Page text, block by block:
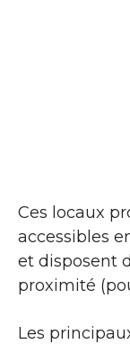
Ces locaux
accessibles
et disposent
proximité
Les